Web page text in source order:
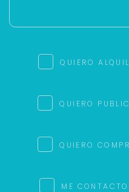
QUIERO
QUIERO
QUIERO
ME